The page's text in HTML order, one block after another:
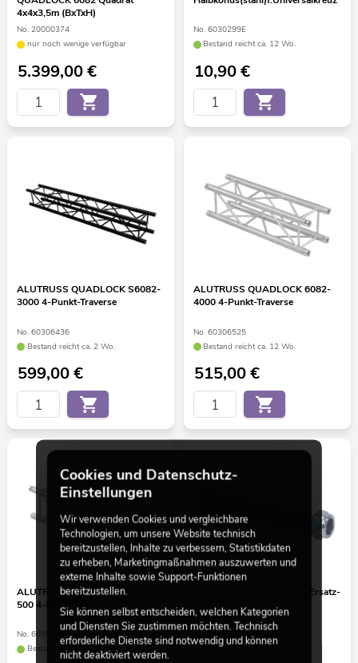
4x4x3,5m (BxTxH)
No. 20000374
nur noch wenige verfügbar
5.399,00€
No. 6030299E
Bestand reicht ca. 12 Wo.
10,90€
ALUTRUSS QUADLOCK S6082-
3000 4-Punkt-Traverse
No. 60306436
Bestand reicht ca. 2 Wo.
599,00€
ALUTRUSS QUADLOCK 6082-
4000 4-Punkt-Traverse
No. 60306525
Bestand reicht ca. 12 Wo.
515,00€
ALUTRUSS QUADLOCK 6082-
500 4-Punkt-Traverse
No. 60306500
Bestand reicht ca. 2 Wo.
ALUTRUSS QUICK-LOCK Ersatz-
Zapfen mit Mutter M8
No. 60301904
Bestand reicht ca. 12 Wo.
Cookies und Datenschutz-
Einstellungen
Wir verwenden Cookies und vergleichbare
Technologien, um unsere Website technisch
bereitzustellen, Inhalte zu verbessern, Statistikdaten
zu erheben, Marketingmaßnahmen auszuwerten und
externe Inhalte sowie Support-Funktionen
bereitzustellen.
Sie können selbst entscheiden, welchen Kategorien
und Diensten Sie zustimmen möchten. Technisch
erforderliche Dienste sind notwendig und können
nicht deaktiviert werden.